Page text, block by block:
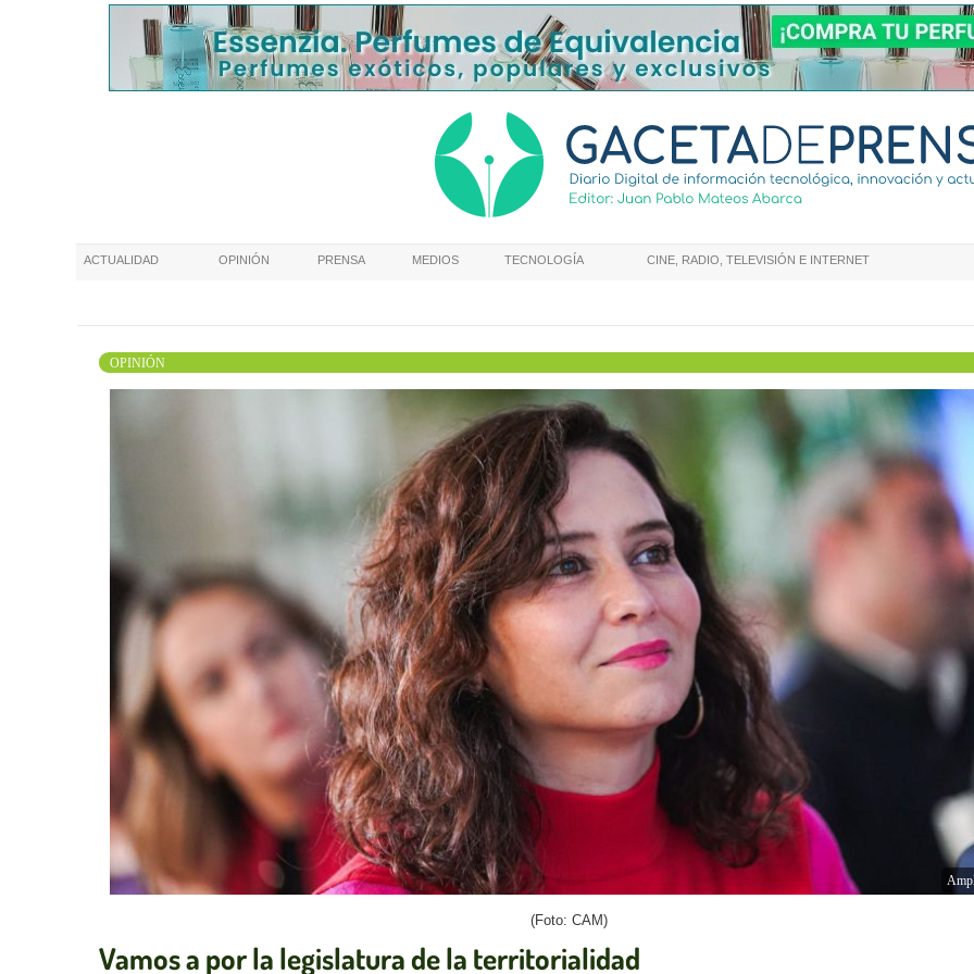
ACTUALIDAD OPINIÓN PRENSA MEDIOS TECNOLOGÍA CINE, RADIO, TELEVISIÓN E INTERNET
OPINIÓN
(Foto: CAM)
Vamos a por la legislatura de la territorialidad